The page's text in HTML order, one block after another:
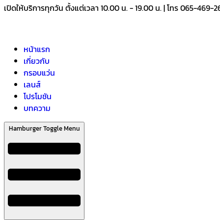
เปิดให้บริการทุกวัน ตั้งแต่เวลา 10.00 น. - 19.00 น. | โทร 065-469-
หน้าแรก
เกี่ยวกับ
กรอบแว่น
เลนส์
โปรโมชัน
บทความ
Hamburger Toggle Menu